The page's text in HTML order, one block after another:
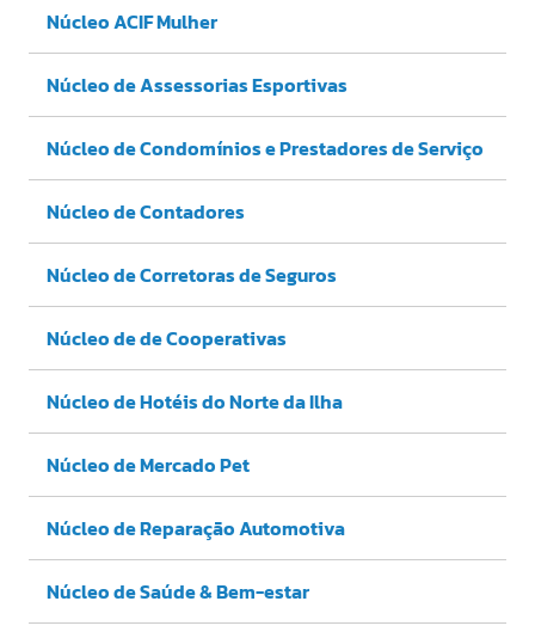
Núcleo ACIF Mulher
Núcleo de Assessorias Esportivas
Núcleo de Condomínios e Prestadores de Serviço
Núcleo de Contadores
Núcleo de Corretoras de Seguros
Núcleo de de Cooperativas
Núcleo de Hotéis do Norte da Ilha
Núcleo de Mercado Pet
Núcleo de Reparação Automotiva
Núcleo de Saúde & Bem-estar